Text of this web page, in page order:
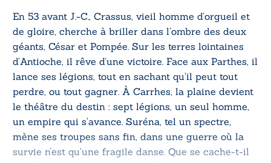
En 53 avant J.-C., Crassus, vieil homme d’orgueil et
de gloire, cherche à briller dans l’ombre des deux
géants, César et Pompée. Sur les terres lointaines
d’Antioche, il rêve d’une victoire. Face aux Parthes, il
lance ses légions, tout en sachant qu’il peut tout
perdre, ou tout gagner. À Carrhes, la plaine devient
le théâtre du destin : sept légions, un seul homme,
un empire qui s’avance. Suréna, tel un spectre,
mène ses troupes sans fin, dans une guerre où la
survie n’est qu’une fragile danse. Que se cache-t-il